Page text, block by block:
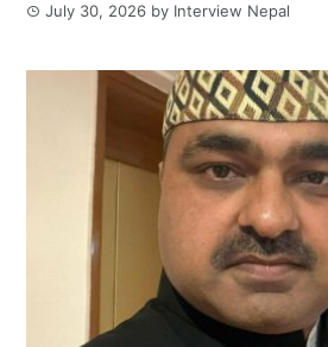
July 30, 2026 by Interview Nepal